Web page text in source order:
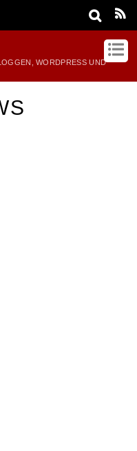
WORDPRESS UND